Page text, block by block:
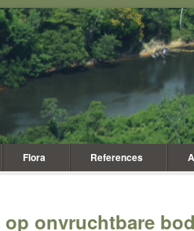
Flora References
op onvruchtbare